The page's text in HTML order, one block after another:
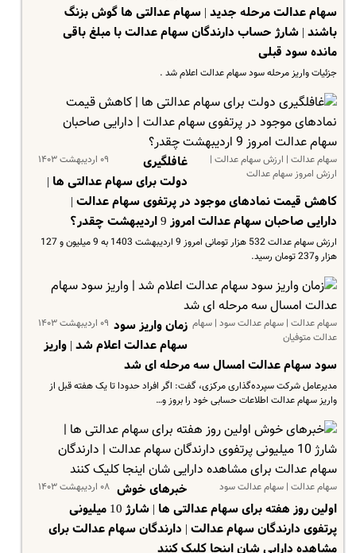
سهام عدالت مرحله جدید | سهام عدالتی ها گوش بزنگ
باشند | شارژ حساب دارندگان سهام عدالت با مبلغ باقی
مانده سود قبلی
جزئیات واریز مرحله سود سهام عدالت اعلام شد .
سهام عدالت | ارزش سهام عدالت |
ارزش امروز سهام عدالت
۰۹ اردیبهشت ۱۴۰۳
غافلگیری
دولت برای سهام عدالتی ها |
کاهش قیمت نمادهای موجود در پرتفوی سهام عدالت |
دارایی صاحبان سهام عدالت امروز 9 اردیبهشت چقدر؟
ارزش سهام عدالت 532 هزار تومانی امروز 9 اردیبهشت 1403 به 9 میلیون و 127
هزار و237 تومان رسید.
سهام عدالت | سهام عدالت سود | سهام
عدالت متوفیان
۰۹ اردیبهشت ۱۴۰۳ زمان واریز سود
سهام عدالت اعلام شد | واریز
سود سهام عدالت امسال سه مرحله ای شد
مدیرعامل شرکت سپرده‌گذاری مرکزی، گفت: اگر افراد حدودا تا یک هفته قبل از
واریز سهام عدالت اطلاعات حسابی خود را بروز و…
سهام عدالت | سهام عدالت سود ۰۸ اردیبهشت ۱۴۰۳ خبرهای خوش
اولین روز هفته برای سهام عدالتی ها | شارژ 10 میلیونی
پرتفوی دارندگان سهام عدالت | دارندگان سهام عدالت برای
مشاهده دارایی شان اینجا کلیک کنند